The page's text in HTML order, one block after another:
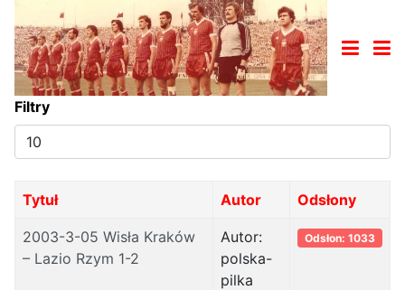
Filtry
Pokaż
#
Tytuł Autor Odsłony
2003-3-05 Wisła Kraków
– Lazio Rzym 1-2
Autor:
polska-
pilka
Odsłon: 1033